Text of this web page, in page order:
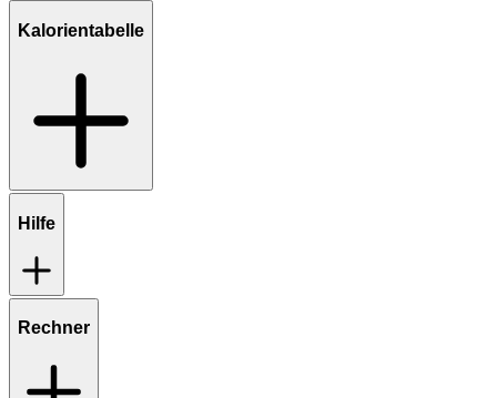
Kalorientabelle
Hilfe
Rechner